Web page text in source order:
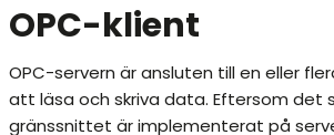
OPC-klient
OPC-servern är ansluten till en eller
att läsa och skriva data. Eftersom det
gränssnittet är implementerat på